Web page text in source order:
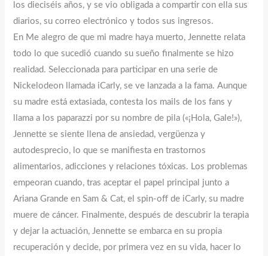
los dieciséis años, y se vio obligada a compartir con ella sus
diarios, su correo electrónico y todos sus ingresos.
En Me alegro de que mi madre haya muerto, Jennette relata
todo lo que sucedió cuando su sueño finalmente se hizo
realidad. Seleccionada para participar en una serie de
Nickelodeon llamada iCarly, se ve lanzada a la fama. Aunque
su madre está extasiada, contesta los mails de los fans y
llama a los paparazzi por su nombre de pila («¡Hola, Gale!»),
Jennette se siente llena de ansiedad, vergüenza y
autodesprecio, lo que se manifiesta en trastornos
alimentarios, adicciones y relaciones tóxicas. Los problemas
empeoran cuando, tras aceptar el papel principal junto a
Ariana Grande en Sam & Cat, el spin-off de iCarly, su madre
muere de cáncer. Finalmente, después de descubrir la terapia
y dejar la actuación, Jennette se embarca en su propia
recuperación y decide, por primera vez en su vida, hacer lo